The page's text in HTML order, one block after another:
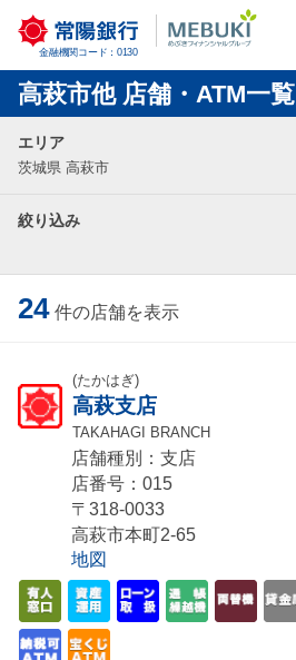
金融機関コード：0130
高萩市他 店舗・ATM一覧
エリア
茨城県 高萩市
絞り込み
24 件の店舗を表示
(たかはぎ)
高萩支店
TAKAHAGI BRANCH
店舗種別：支店
店番号：015
〒318-0033
高萩市本町2-65
地図